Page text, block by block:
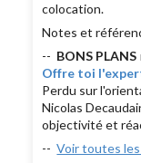
colocation.
Notes et
-- BONS PLANS
Offre toi
Perdu sur
Nicolas
objectivité et
--Voir toutes